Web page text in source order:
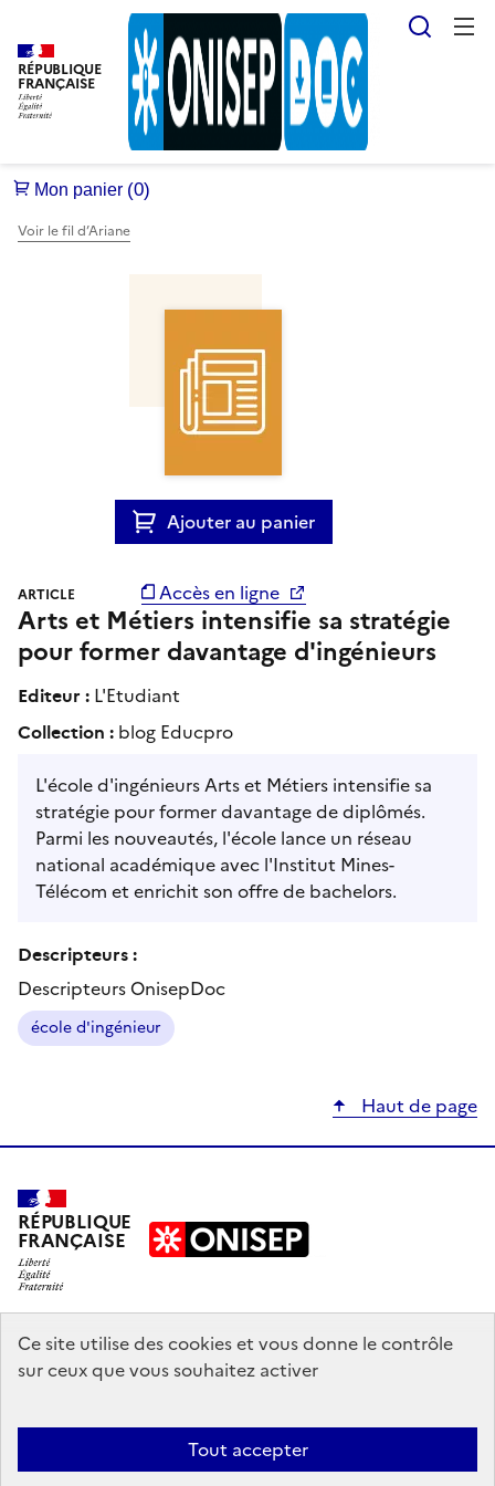
Ce site utilise des cookies et vous donne le contrôle
sur ceux que vous souhaitez activer
Tout accepter
RÉPUBLIQUE
FRANÇAISE
Voir le fil d’Ariane
Ajouter au panier
Accès en ligne
ARTICLE
Arts et Métiers intensifie sa stratégie
pour former davantage d'ingénieurs
Editeur : L'Etudiant
Collection : blog Educpro
L'école d'ingénieurs Arts et Métiers intensifie sa
stratégie pour former davantage de diplômés.
Parmi les nouveautés, l'école lance un réseau
national académique avec l'Institut Mines-
Télécom et enrichit son offre de bachelors.
Descripteurs :
Descripteurs OnisepDoc
école d'ingénieur
Haut de page
RÉPUBLIQUE
FRANÇAISE
education.gouv.fr
enseignementsup-recherche.gouv.fr